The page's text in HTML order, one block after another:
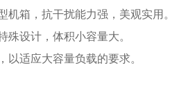
机箱，抗干扰能力强，美观实用。
殊设计，体积小容量大。
以适应大容量负载的要求。